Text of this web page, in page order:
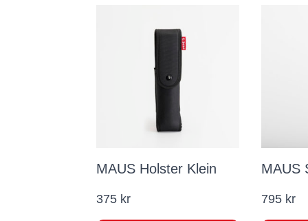
MAUS Holster Klein
375 kr
MAUS
795 kr